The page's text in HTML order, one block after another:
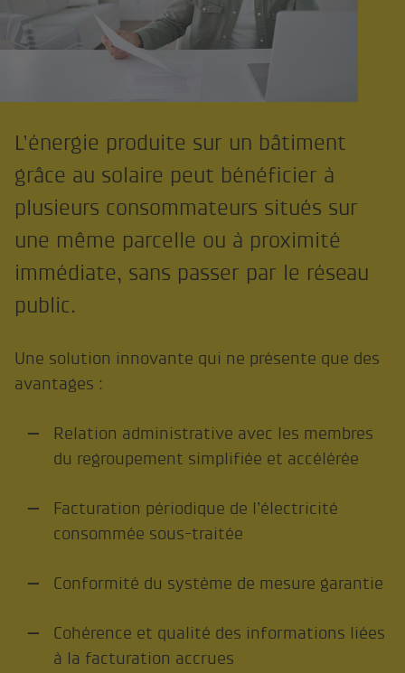
L’énergie produite sur un bâtiment
grâce au solaire peut bénéficier à
plusieurs consommateurs situés sur
une même parcelle ou à proximité
immédiate, sans passer par le réseau
public.
Une solution innovante qui ne présente que des
avantages :
Relation administrative avec les membres
du regroupement simplifiée et accélérée
Facturation périodique de l’électricité
consommée sous-traitée
Conformité du système de mesure garantie
Cohérence et qualité des informations liées
à la facturation accrues